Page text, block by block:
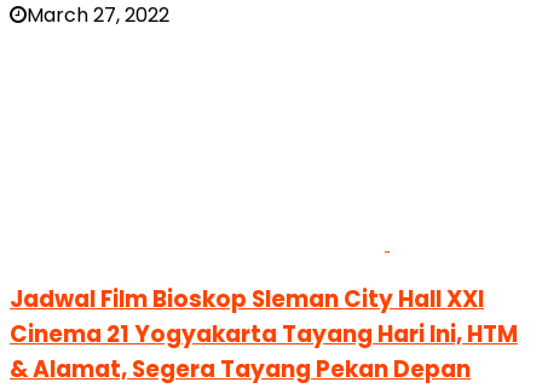
March 27, 2022
Jadwal Film Bioskop Sleman City Hall XXI
Cinema 21 Yogyakarta Tayang Hari Ini, HTM
& Alamat, Segera Tayang Pekan Depan